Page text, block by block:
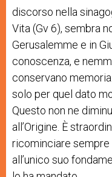
discorso nella
Vita (Gv 6), sembra
Gerusalemme e in
conoscenza, e
conservano
solo per quel dato
Questo non ne
all’Origine. È
ricominciare
all’unico suo